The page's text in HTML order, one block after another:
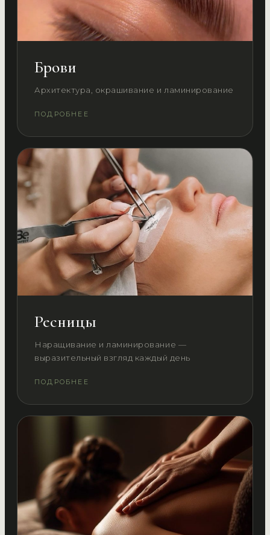
Брови
Архитектура, окрашивание и ламинирование
ПОДРОБНЕЕ
Ресницы
Наращивание и ламинирование —
выразительный взгляд каждый день
ПОДРОБНЕЕ